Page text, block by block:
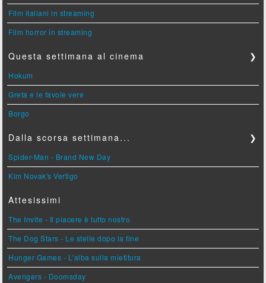
Film italiani in streaming
Film horror in streaming
Questa settimana al cinema ❯
Hokum
Greta e le favole vere
Borgo
Dalla scorsa settimana... ❯
Spider-Man - Brand New Day
Kim Novak's Vertigo
Attesissimi
The Invite - Il piacere è tutto nostro
The Dog Stars - Le stelle dopo la fine
Hunger Games - L'alba sulla mietitura
Avengers - Doomsday